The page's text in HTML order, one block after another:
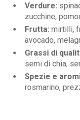
Verdure:
zucchine,
Frutta: mirtilli,
avocado,
Grassi di
semi di chia,
Spezie e
rosmarino,